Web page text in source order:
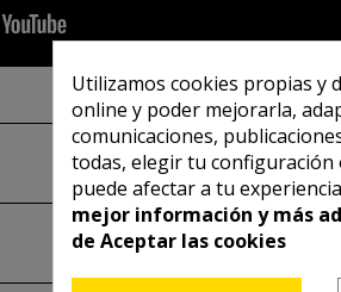
Utilizamos cookies propias y
online y poder mejorarla,
comunicaciones,
todas, elegir tu configuración
puede afectar a tu
mejor información y más
de Aceptar las cookies